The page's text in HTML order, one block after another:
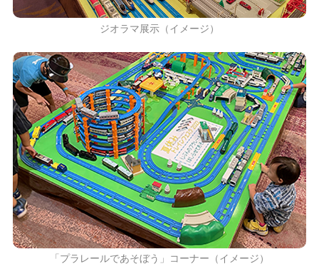
ジオラマ展示（イメージ）
「プラレールであそぼう」コーナー（イメージ）